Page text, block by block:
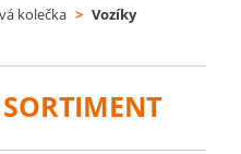
kolečka > Vozíky